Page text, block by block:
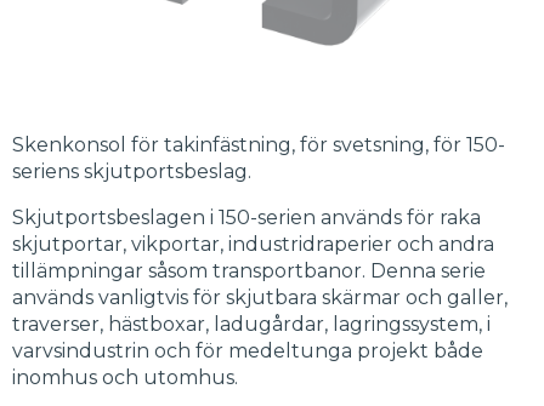
Skenkonsol för takinfästning, för svetsning, för 150-
seriens skjutportsbeslag.
Skjutportsbeslagen i 150-serien används för raka
skjutportar, vikportar, industridraperier och andra
tillämpningar såsom transportbanor. Denna serie
används vanligtvis för skjutbara skärmar och galler,
traverser, hästboxar, ladugårdar, lagringssystem, i
varvsindustrin och för medeltunga projekt både
inomhus och utomhus.